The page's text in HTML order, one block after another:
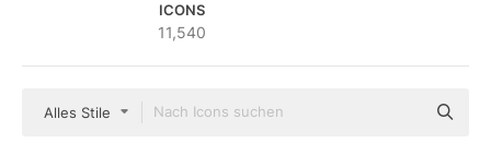
ICONS
11,540
Alles Stile